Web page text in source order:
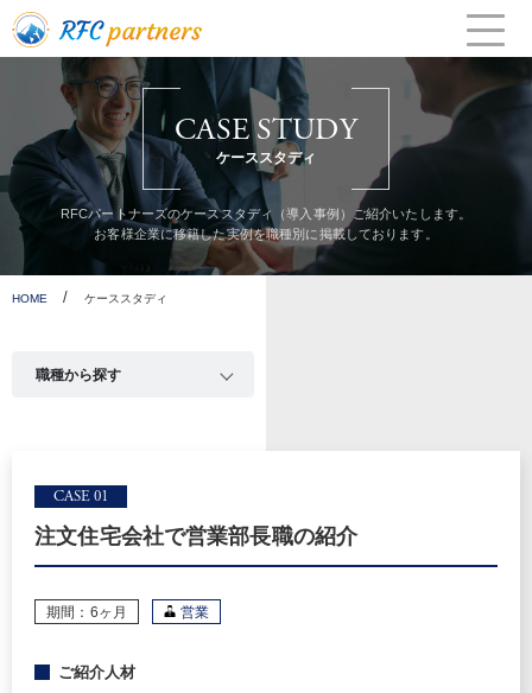
Skip
CASE STUDY
ケーススタディ
RFCパートナーズのケーススタディ（導入事例）ご紹介いたします。
お客様企業に移籍した実例を職種別に掲載しております。
HOME / ケーススタディ
CASE 01
注文住宅会社で営業部長職の紹介
期間：6ヶ月 営業
ご紹介人材